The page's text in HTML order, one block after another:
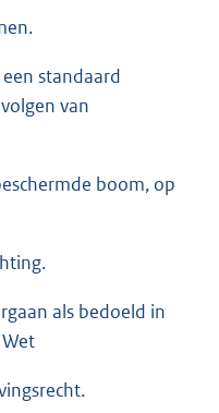
standaard
van
boom, op
als bedoeld in